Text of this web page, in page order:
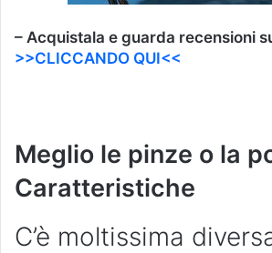
– Acquistala e guarda recensioni
>>CLICCANDO QUI<<
Meglio le pinze o la
Caratteristiche
C’è moltissima